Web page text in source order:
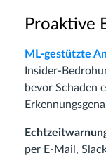
Proaktive
ML-gestützte
Insider-
bevor Schaden
per E-Mail,